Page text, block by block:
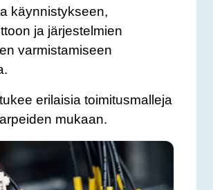
käynnistykseen,
ja järjestelmien
varmistamiseen
erilaisia toimitusmalleja
mukaan.